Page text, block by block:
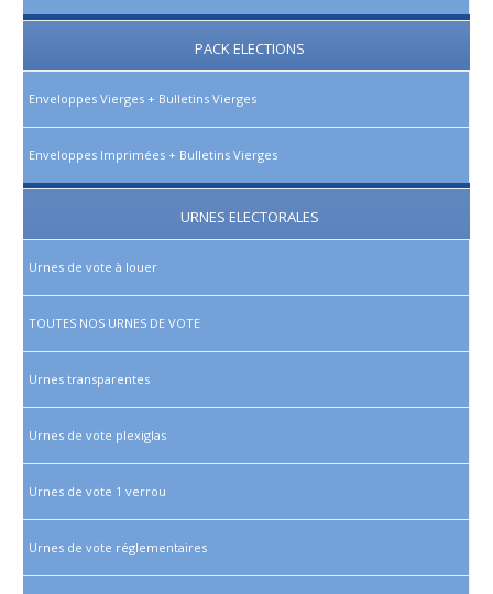
PACK ELECTIONS
Enveloppes Vierges + Bulletins Vierges
Enveloppes Imprimées + Bulletins Vierges
URNES ELECTORALES
Urnes de vote à louer
TOUTES NOS URNES DE VOTE
Urnes transparentes
Urnes de vote plexiglas
Urnes de vote 1 verrou
Urnes de vote réglementaires